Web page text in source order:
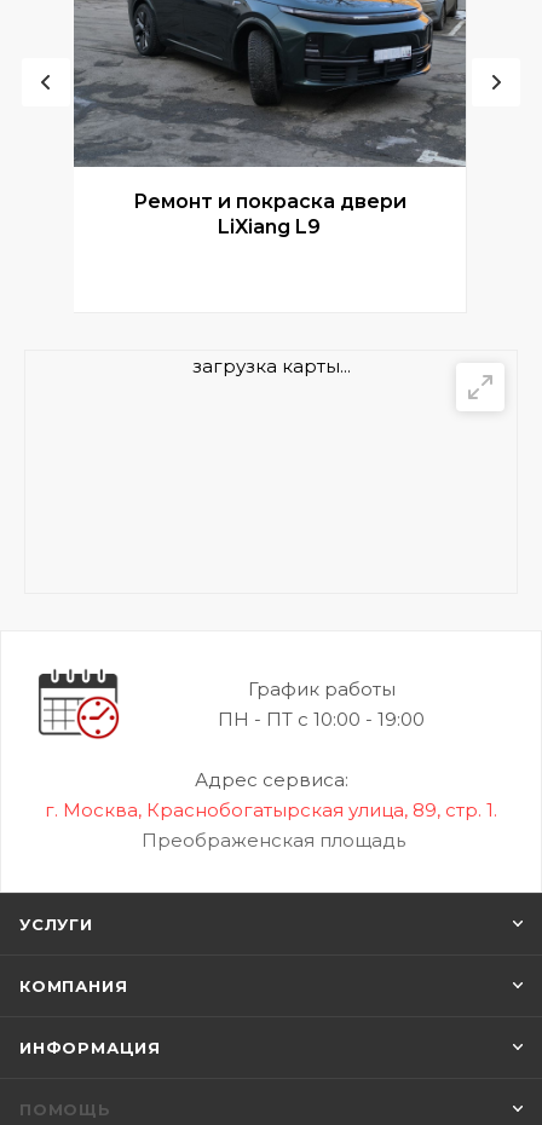
Ремонт и покраска двери
LiXiang L9
загрузка карты...
График работы
ПН - ПТ с 10:00 - 19:00
Адрес сервиса:
г. Москва, Краснобогатырская улица, 89, стр. 1.
Преображенская площадь
УСЛУГИ
КОМПАНИЯ
ИНФОРМАЦИЯ
ПОМОЩЬ